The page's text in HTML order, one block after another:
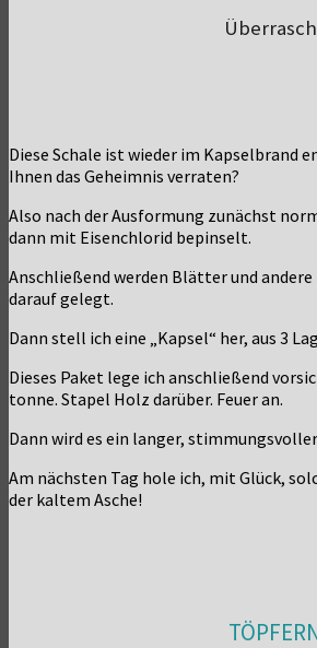
Die­se Scha­le ist wie­der im Kap­sel­brand
Ihnen das Geheim­nis verraten?
Also nach der Aus­for­mung zunächst
dann mit Eisen­chlo­rid bepinselt.
Anschlie­ßend wer­den Blät­ter und
dar­auf gelegt.
Dann stell ich eine „Kap­sel“ her, aus 3
Die­ses Paket lege ich anschlie­ßend
ton­ne. Sta­pel Holz dar­über. Feu­er an.
Dann wird es ein lan­ger, stim­mungs­vol­ler
Am nächs­ten Tag hole ich, mit Glück,
der kal­tem Asche!